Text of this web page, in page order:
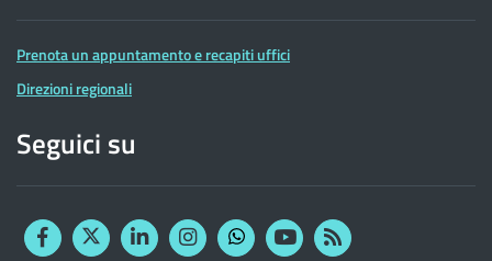
Prenota un appuntamento e recapiti uffici
Direzioni regionali
Seguici su
FacebookTwitterLinkedinInstagram YouTubeRSS